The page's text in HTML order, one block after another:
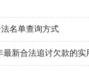
名单查询方式
新合法追讨欠款的实